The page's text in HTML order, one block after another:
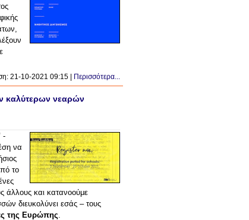
21-10-2021 09:15 | Περισσότερα...
καλύτερων νεαρών
-
να
το
άλλους και κατανοούμε
διευκολύνει εσάς – τους
της Ευρώπης.